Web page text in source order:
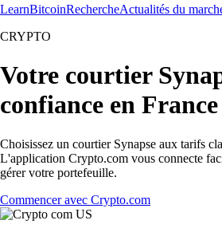
LearnBitcoinRechercheActualités du
CRYPTO
Votre courtier
confiance en France
Choisissez un courtier Synapse aux tarifs
L'application Crypto.com vous connecte
gérer votre portefeuille.
Commencer avec Crypto.com